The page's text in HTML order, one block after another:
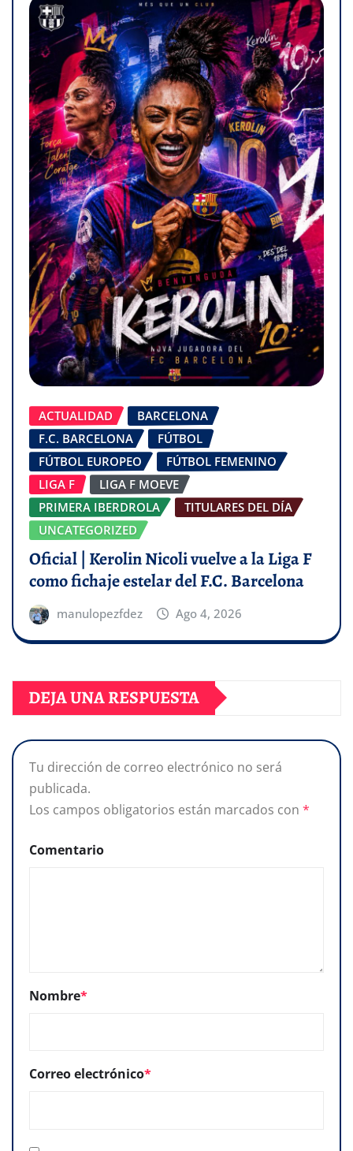
ACTUALIDAD
BARCELONA
F.C. BARCELONA
FÚTBOL
FÚTBOL EUROPEO
FÚTBOL FEMENINO
LIGA F
LIGA F MOEVE
PRIMERA IBERDROLA
TITULARES DEL DÍA
UNCATEGORIZED
Oficial | Kerolin Nicoli vuelve a la Liga F
como fichaje estelar del F.C. Barcelona
manulopezfdez Ago 4, 2026
DEJA UNA RESPUESTA
Tu dirección de correo electrónico no será
publicada.
Los campos obligatorios están marcados con *
Comentario
Nombre*
Correo electrónico*